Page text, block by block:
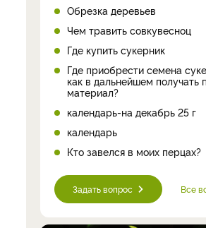
Обрезка деревьев
Чем травить совкувесноц
Где купить сукерник
Где приобрести семена
как в дальнейшем получать
материал?
календарь-на декабрь 25 г
календарь
Кто завелся в моих перцах?
Задать вопрос Все